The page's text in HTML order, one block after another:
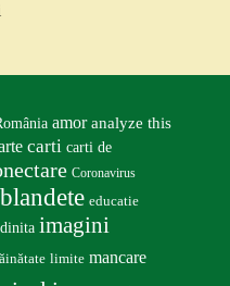
amor analyze this
carti carti de
Coronavirus
educatie
imagini
limite mancare